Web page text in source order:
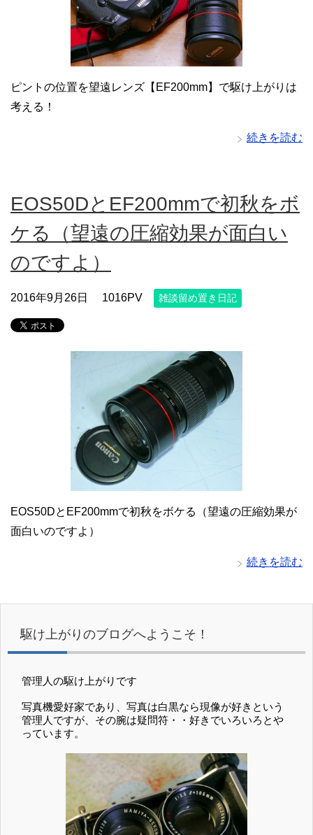
ピントの位置を望遠レンズ【EF200mm】で駆け上がりは
考える！
続きを読む
EOS50DとEF200mmで初秋をボ
ケる（望遠の圧縮効果が面白い
のですよ）
2016年9月26日 1016PV 雑談留め置き日記
EOS50DとEF200mmで初秋をボケる（望遠の圧縮効果が
面白いのですよ）
続きを読む
駆け上がりのブログへようこそ！
管理人の駆け上がりです
写真機愛好家であり、写真は白黒なら現像が好きという
管理人ですが、その腕は疑問符・・好きでいろいろとや
っています。